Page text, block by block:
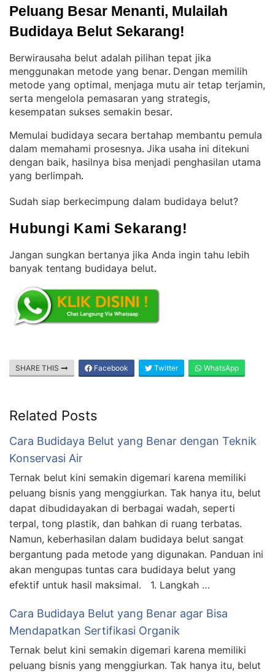
Peluang Besar Menanti, Mulailah
Budidaya Belut Sekarang!
Berwirausaha belut adalah pilihan tepat jika
menggunakan metode yang benar. Dengan memilih
metode yang optimal, menjaga mutu air tetap terjamin,
serta mengelola pemasaran yang strategis,
kesempatan sukses semakin besar.
Memulai budidaya secara bertahap membantu pemula
dalam memahami prosesnya. Jika usaha ini ditekuni
dengan baik, hasilnya bisa menjadi penghasilan utama
yang berlimpah.
Sudah siap berkecimpung dalam budidaya belut?
Hubungi Kami Sekarang!
Jangan sungkan bertanya jika Anda ingin tahu lebih
banyak tentang budidaya belut.
SHARE THIS Facebook Twitter WhatsApp
Related Posts
Cara Budidaya Belut yang Benar dengan Teknik
Konservasi Air
Ternak belut kini semakin digemari karena memiliki
peluang bisnis yang menggiurkan. Tak hanya itu, belut
dapat dibudidayakan di berbagai wadah, seperti
terpal, tong plastik, dan bahkan di ruang terbatas.
Namun, keberhasilan dalam budidaya belut sangat
bergantung pada metode yang digunakan. Panduan ini
akan mengupas tuntas cara budidaya belut yang
efektif untuk hasil maksimal. 1. Langkah …
Cara Budidaya Belut yang Benar agar Bisa
Mendapatkan Sertifikasi Organik
Ternak belut kini semakin digemari karena memiliki
peluang bisnis yang menggiurkan. Tak hanya itu, belut